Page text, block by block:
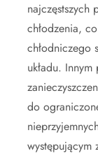
najczęstszych
chłodzenia,
chłodniczego
układu.
do
występującym